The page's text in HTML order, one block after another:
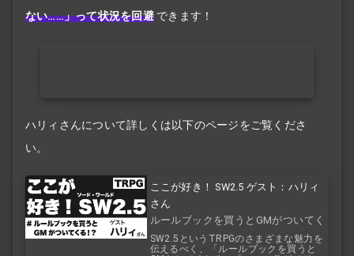
ない……」って状況を回避 できます！
ハリィさんについて詳しくは以下のページをご覧くださ
い。
ここが好き！ SW2.5 ゲスト：ハリィ
さん
ルールブックを買うとGMがついてく
る！？
SW2.5というTRPGのさまざまな魅力を
伝えるべく、「ルールブックを買うと